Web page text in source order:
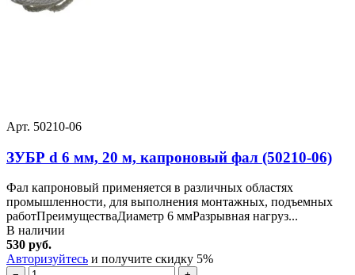
Арт. 50210-06
ЗУБР d 6 мм, 20 м, капроновый фал (50210-06)
Фал капроновый применяется в различных областях
промышленности, для выполнения монтажных, подъемных
работПреимуществаДиаметр 6 ммРазрывная нагруз...
В наличии
530 руб.
Авторизуйтесь и получите скидку 5%